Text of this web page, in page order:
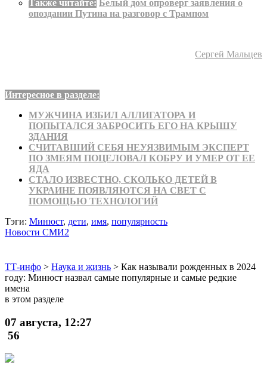
Также читайте: Белый дом опроверг заявления о
опоздании Путина на разговор с Трампом
Сергей Мальцев
Интересное в разделе:
МУЖЧИНА ИЗБИЛ АЛЛИГАТОРА И
ПОПЫТАЛСЯ ЗАБРОСИТЬ ЕГО НА КРЫШУ
ЗДАНИЯ
СЧИТАВШИЙ СЕБЯ НЕУЯЗВИМЫМ ЭКСПЕРТ
ПО ЗМЕЯМ ПОЦЕЛОВАЛ КОБРУ И УМЕР ОТ ЕЕ
ЯДА
СТАЛО ИЗВЕСТНО, СКОЛЬКО ДЕТЕЙ В
УКРАИНЕ ПОЯВЛЯЮТСЯ НА СВЕТ С
ПОМОЩЬЮ ТЕХНОЛОГИЙ
Тэги: Минюст, дети, имя, популярность
Новости СМИ2
ТТ-инфо > Наука и жизнь > Как называли рожденных в 2024
году: Минюст назвал самые популярные и самые редкие
имена
в этом разделе
07 августа, 12:27
56